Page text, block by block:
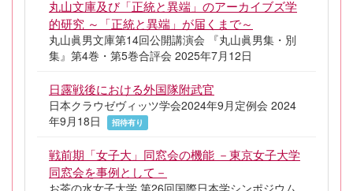
丸山文庫及び「正統と異端」のアーカイブズ学
的研究 ～「正統と異端」が届くまで～
丸山眞男文庫第14回公開講演会 『丸山眞男集・別
集』第4巻・第5巻合評会 2025年7月12日
日露戦後における外国隊附武官
日本クラウゼヴィッツ学会2024年9月定例会 2024
年9月18日
招待有り
戦前期「女子大」同窓会の機能 －東京女子大学
同窓会を事例として－
お茶の水女子大学 第26回国際日本学シンポジウム